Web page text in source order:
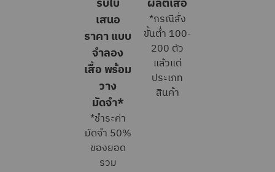
เสนอ
ราคา แบบ
จำลอง
เสื้อ พร้อม
วาง
มัดจำ*
*ชำระค่า
มัดจำ 50%
ของยอด
รวม
*กรณีสั่ง
ขั้นต่ำ 100-
200 ตัว
แล้วแต่
ประเภท
สินค้า